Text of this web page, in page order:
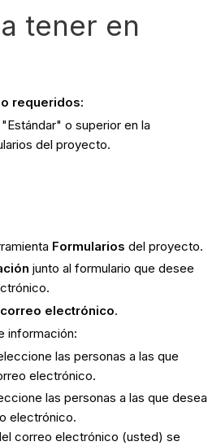
tener en
requeridos:
o superior en la
del proyecto.
Formularios del proyecto.
junto al formulario que desee
correo electrónico.
información:
las personas a las que
electrónico.
las personas a las que desea
electrónico.
correo electrónico (usted) se